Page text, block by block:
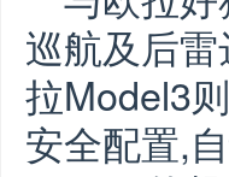
巡航及后
拉Model3
安全配置,